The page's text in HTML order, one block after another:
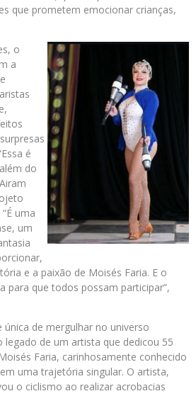
que prometem emocionar crianças,
o
a
é
do
uma
um
e a paixão de Moisés Faria. E o
para que todos possam participar”,
única de mergulhar no universo
legado de um artista que dedicou 55
Faria, carinhosamente conhecido
uma trajetória singular. O artista,
o ciclismo ao realizar acrobacias